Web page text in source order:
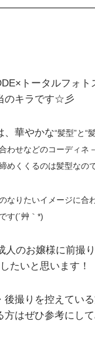
トータルフォト
のキラです☆彡
、華やかな“髪型”と“
わせなどのコーディネ
めくくるのは髪型なの
なりたいイメージに合
す(´艸｀*)
人のお嬢様に前撮
たいと思います！
後撮りを控えてい
はぜひ参考にして